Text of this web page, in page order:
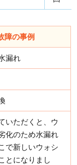
障の事例
漏れ
いただくと、ウ
化のため水漏れ
で新しいウォシ
とになりまし